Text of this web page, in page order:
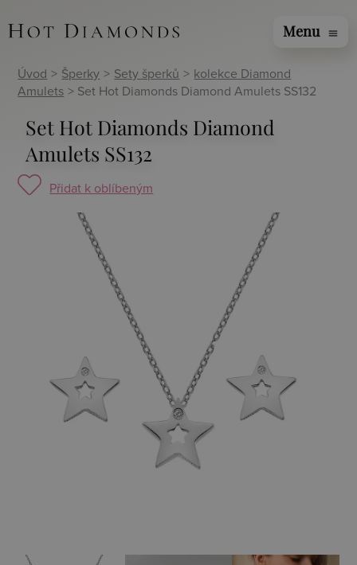
Menu menu
Úvod > Šperky > Sety šperků > kolekce Diamond
Amulets > Set Hot Diamonds Diamond Amulets SS132
Set Hot Diamonds Diamond
Amulets SS132
Přidat k oblíbeným